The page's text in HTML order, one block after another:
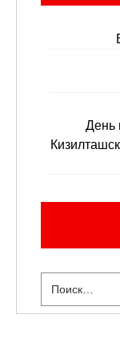
День